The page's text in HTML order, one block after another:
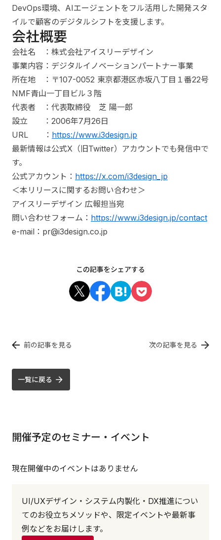
DevOps環境、AIエージェントをフル活用した開発スタ
イルで顧客のデジタルシフトを支援します。
会社概要
会社名 ：株式会社アイスリーデザイン
事業内容：デジタルイノベーションパートナー事業
所在地 ：〒107-0052 東京都港区赤坂八丁目１番22号
NMF青山一丁目ビル３階
代表者 ：代表取締役 芝 陽一郎
設立 ：2006年7月26日
URL ： https://www.i3design.jp
最新情報は公式X（旧Twitter）アカウントでも発信中で
す。
公式アカウント： https://x.com/i3design_jp
＜本リリースに関するお問い合わせ＞
アイスリーデザイン 広報担当宛
問い合わせフォーム： https://www.i3design.jp/contact
e-mail：pr@i3design.co.jp
この記事をシェアする
前の記事を見る 次の記事を見る
一覧に戻る
開催予定のセミナー・イベント
現在開催中のイベントはありません
UI/UXデザイン・システム内製化・DX推進につい
てのお役立ちメソッドや、限定イベントや最新事
例などをお届けします。